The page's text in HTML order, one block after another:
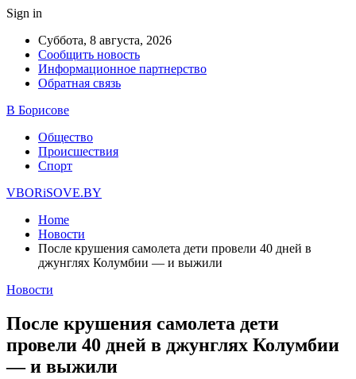
Sign in
Суббота, 8 августа, 2026
Сообщить новость
Информационное партнерство
Обратная связь
В Борисове
Общество
Происшествия
Спорт
VBORiSOVE.BY
Home
Новости
После крушения самолета дети провели 40 дней в
джунглях Колумбии — и выжили
Новости
После крушения самолета дети
провели 40 дней в джунглях Колумбии
— и выжили